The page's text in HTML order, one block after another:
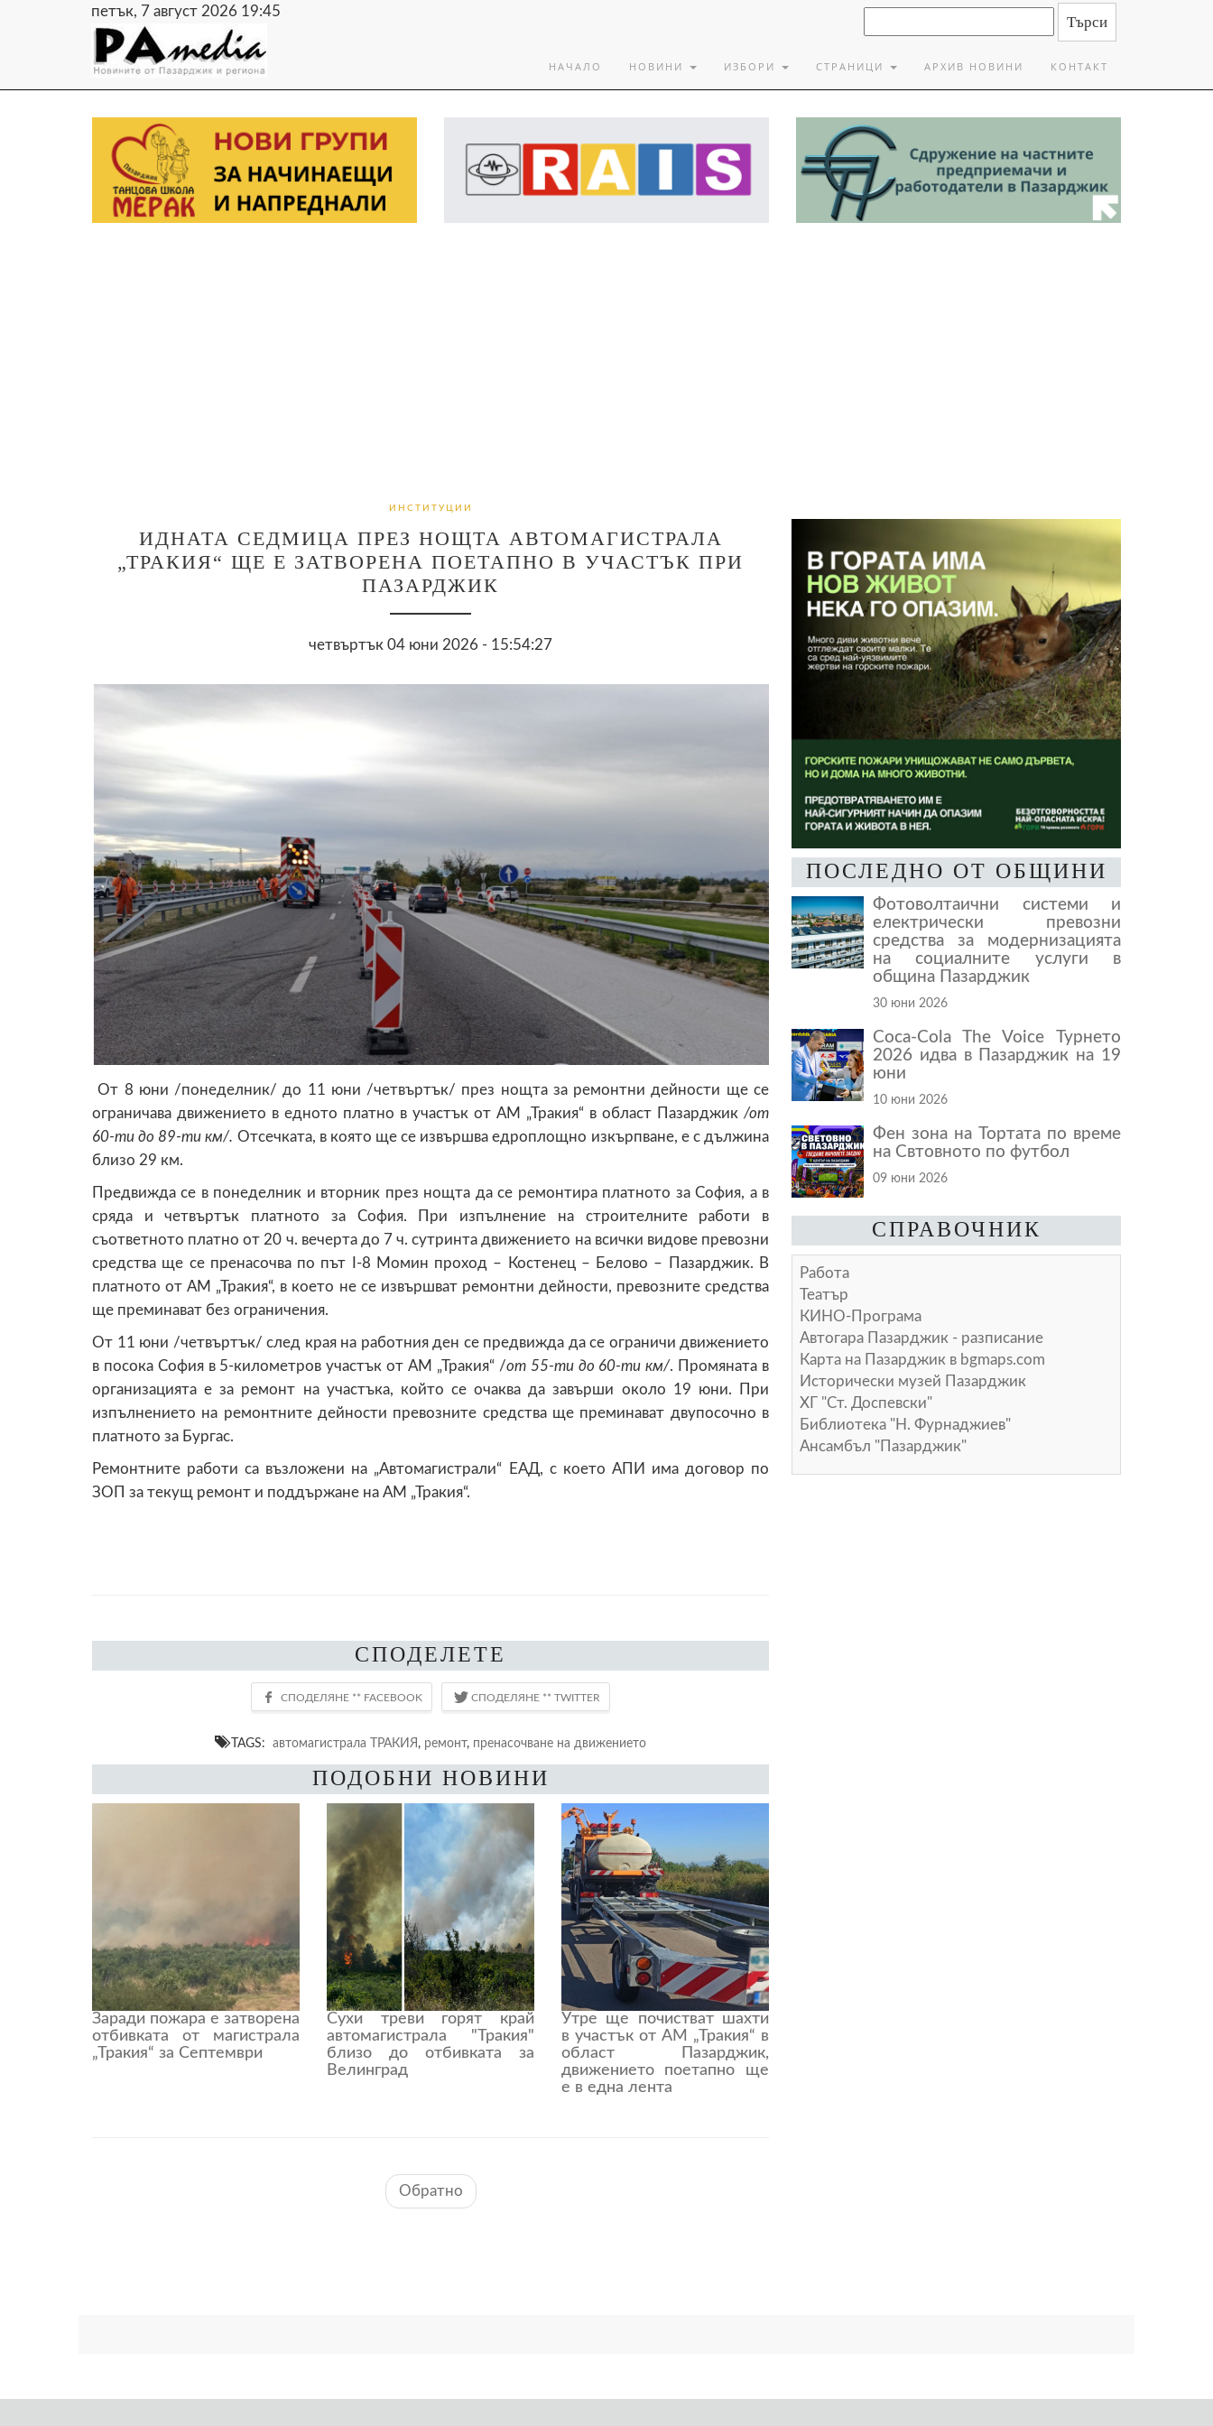
петък, 7 август 2026 19:45
НАЧАЛО НОВИНИ ИЗБОРИ СТРАНИЦИ АРХИВ НОВИНИ КОНТАКТ
ИНСТИТУЦИИ
ИДНАТА СЕДМИЦА ПРЕЗ НОЩТА АВТОМАГИСТРАЛА
„ТРАКИЯ“ ЩЕ Е ЗАТВОРЕНА ПОЕТАПНО В УЧАСТЪК ПРИ
ПАЗАРДЖИК
четвъртък 04 юни 2026 - 15:54:27
От 8 юни /понеделник/ до 11 юни /четвъртък/ през нощта за ремонтни дейности ще се
ограничава движението в едното платно в участък от АМ „Тракия“ в област Пазарджик /от
60-ти до 89-ти км/. Отсечката, в която ще се извършва едроплощно изкърпване, е с дължина
близо 29 км.
Предвижда се в понеделник и вторник през нощта да се ремонтира платното за София, а в
сряда и четвъртък платното за София. При изпълнение на строителните работи в
съответното платно от 20 ч. вечерта до 7 ч. сутринта движението на всички видове превозни
средства ще се пренасочва по път I-8 Момин проход – Костенец – Белово – Пазарджик. В
платното от АМ „Тракия“, в което не се извършват ремонтни дейности, превозните средства
ще преминават без ограничения.
От 11 юни /четвъртък/ след края на работния ден се предвижда да се ограничи движението
в посока София в 5-километров участък от АМ „Тракия“ /от 55-ти до 60-ти км/. Промяната в
организацията е за ремонт на участъка, който се очаква да завърши около 19 юни. При
изпълнението на ремонтните дейности превозните средства ще преминават двупосочно в
платното за Бургас.
Ремонтните работи са възложени на „Автомагистрали“ ЕАД, с което АПИ има договор по
ЗОП за текущ ремонт и поддържане на АМ „Тракия“.
СПОДЕЛЕТЕ
TAGS: автомагистрала ТРАКИЯ , ремонт, пренасочване на движението
ПОДОБНИ НОВИНИ
Заради пожара е затворена
отбивката от магистрала
„Тракия“ за Септември
Сухи треви горят край
автомагистрала "Тракия"
близо до отбивката за
Велинград
Утре ще почистват шахти
в участък от АМ „Тракия“ в
област Пазарджик,
движението поетапно ще
е в една лента
Обратно
ПОСЛЕДНО ОТ ОБЩИНИ
Фотоволтаични системи и
електрически превозни
средства за модернизацията
на социалните услуги в
община Пазарджик
30 юни 2026
Coca-Cola The Voice Турнето
2026 идва в Пазарджик на 19
юни
10 юни 2026
Фен зона на Тортата по време
на Свтовното по футбол
09 юни 2026
СПРАВОЧНИК
Работа
Театър
КИНО-Програма
Автогара Пазарджик - разписание
Карта на Пазарджик в bgmaps.com
Исторически музей Пазарджик
ХГ "Ст. Доспевски"
Библиотека "Н. Фурнаджиев"
Ансамбъл "Пазарджик"